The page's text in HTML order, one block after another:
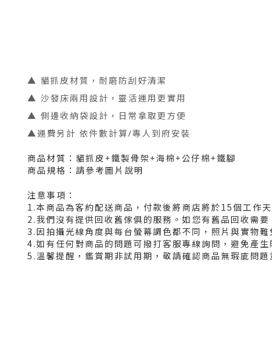
▲ 貓抓皮材質，耐磨防刮好清潔
▲ 沙發床兩用設計，靈活運用更實用
▲ 側邊收納袋設計，日常拿取更方便
▲運費另計 依件數計算/專人到府安裝
商品材質：貓抓皮+鐵製骨架+海棉+公仔棉+鐵腳
商品規格：請參考圖片說明
注意事項：
1.本商品為客約配送商品，付款後將商店將於15個工作
2.我們沒有提供回收舊傢俱的服務。如您有舊品回收
3.因拍攝光線角度與每台螢幕調色都不同，照片與實物
4.如有任何對商品的問題可撥打客服專線詢問，避免產
5.溫馨提醒，鑑賞期非試用期，敬請確認商品無瑕庛問